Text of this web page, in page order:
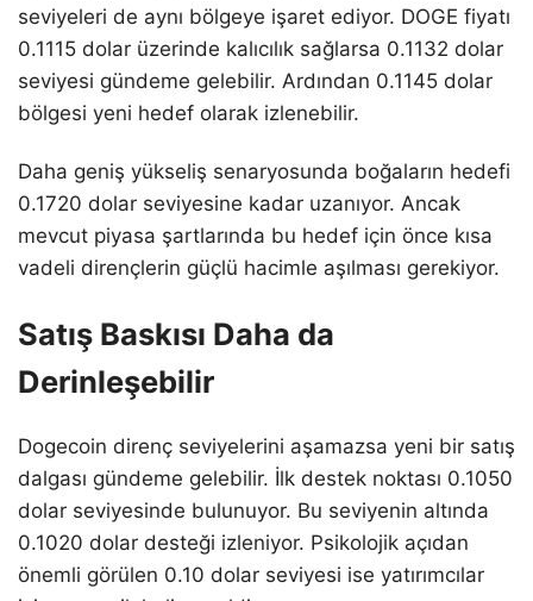
seviyeleri de aynı bölgeye işaret ediyor. DOGE fiyatı
0.1115 dolar üzerinde kalıcılık sağlarsa 0.1132 dolar
seviyesi gündeme gelebilir. Ardından 0.1145 dolar
bölgesi yeni hedef olarak izlenebilir.
Daha geniş yükseliş senaryosunda boğaların hedefi
0.1720 dolar seviyesine kadar uzanıyor. Ancak
mevcut piyasa şartlarında bu hedef için önce kısa
vadeli dirençlerin güçlü hacimle aşılması gerekiyor.
Satış Baskısı Daha da
Derinleşebilir
Dogecoin direnç seviyelerini aşamazsa yeni bir satış
dalgası gündeme gelebilir. İlk destek noktası 0.1050
dolar seviyesinde bulunuyor. Bu seviyenin altında
0.1020 dolar desteği izleniyor. Psikolojik açıdan
önemli görülen 0.10 dolar seviyesi ise yatırımcılar